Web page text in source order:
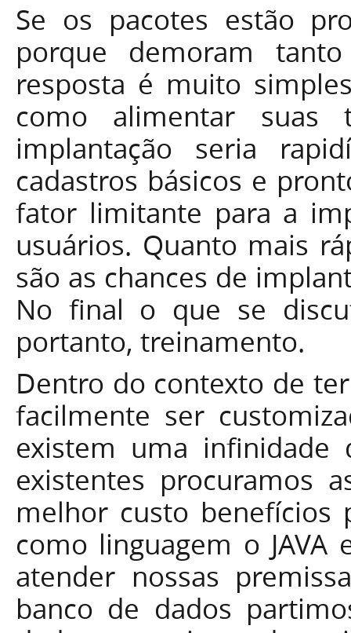
Se os pacotes estão
porque demoram
resposta é muito
como alimentar
implantação seria
cadastros básicos e
fator limitante para a
usuários. Quanto mais
são as chances de
No final o que se
portanto, treinamento.
Dentro do contexto de
facilmente ser
existem uma infinidade
existentes procuramos
melhor custo benefícios
como linguagem o
atender nossas
banco de dados